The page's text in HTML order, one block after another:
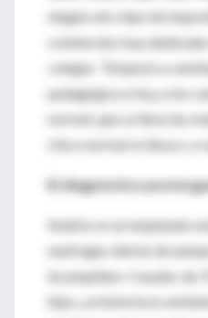
ningún otro tipo de
contención muy
colegio. "Empezó a
pedagógica y hoy, a los
normal, que se lleva las
chico normal se lleva o, a
El diagnóstico
Andrés es un empleado
naufragar detrás de
incumplidos. Casado, de
hijos, su historia es